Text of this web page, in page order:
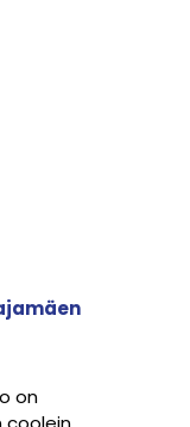
on